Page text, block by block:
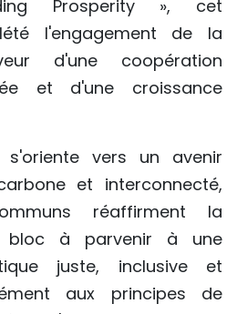
Prosperity », cet
l'engagement de la
d'une coopération
et d'une croissance
s'oriente vers un avenir
et interconnecté,
réaffirment la
bloc à parvenir à une
juste, inclusive et
aux principes de